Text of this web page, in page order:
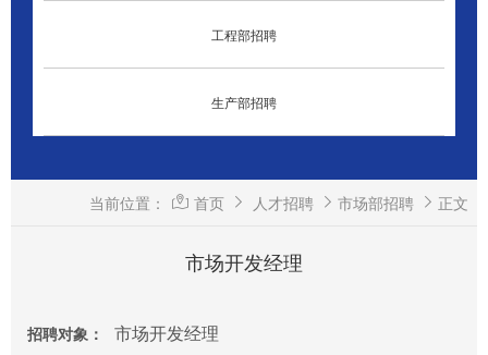
工程部招聘
生产部招聘
当前位置： 首页 人才招聘 市场部招聘 正文
市场开发经理
招聘对象： 市场开发经理